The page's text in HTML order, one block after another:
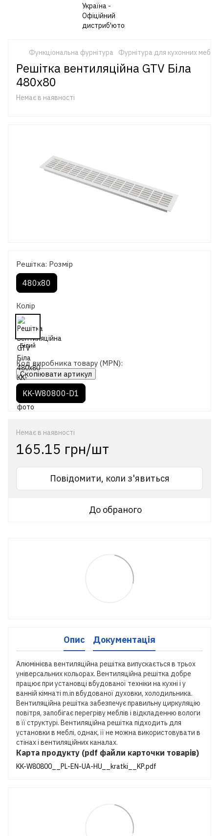
Функціональна фурнітура Фурнітура для кухонних
Решітка вентиляційна GTV Бiла
480х80
Немає в наявності
Решітка: Розмір
480х80
Колір
Код виробника товару (MPN):
Скопіювати артикул
KK-W80800-D1
Немає в наявності
165.15 грн/шт
Повідомити, коли з'явиться
До обраного
Опис Документація
Алюмінієва вентиляційна решітка випускається в трьох
універсальних кольорах. Вентиляційна решітка добре
працює при установці вбудованої техніки на кухні і у
ванній кімнаті m.in вбудованої духовки, холодильника.
Вентиляційна решітка забезпечує правильну циркуляцію
повітря, запобігає перегріву меблів і відкладенню вологи
в її структурі. Вентиляційна решітка підходить для
установки в меблі, однак, її не можна використовувати в
стінах і вентиляційних каналах.
Карта продукту (pdf файли карточки товарів)
KK-W80800__PL-EN-UA-HU__kratki__KP.pdf